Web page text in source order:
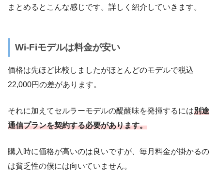
まとめるとこんな感じです。詳しく紹介していきます。
Wi-Fiモデルは料金が安い
価格は先ほど比較しましたがほとんどのモデルで税込
22,000円の差があります。
それに加えてセルラーモデルの醍醐味を発揮するには別途
通信プランを契約する必要があります。
購入時に価格が高いのは良いですが、毎月料金が掛かるの
は貧乏性の僕には向いていません。